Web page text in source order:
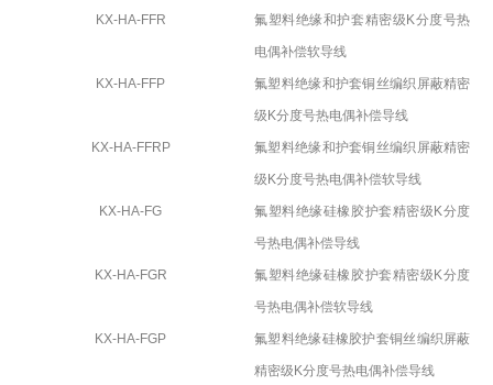
KX-HA-FFR 氟塑料绝缘和护套精密级 K分度号热
电偶补偿软导线
KX-HA-FFP 氟塑料绝缘和护套铜丝编织屏蔽精密
级 K分度号热电偶补偿导线
KX-HA-FFRP 氟塑料绝缘和护套铜丝编织屏蔽精密
级 K分度号热电偶补偿软导线
KX-HA-FG 氟塑料绝缘硅橡胶护套精密级 K分度
号热电偶补偿导线
KX-HA-FGR 氟塑料绝缘硅橡胶护套精密级 K分度
号热电偶补偿软导线
KX-HA-FGP 氟塑料绝缘硅橡胶护套铜丝编织屏蔽
精密级 K分度号热电偶补偿导线